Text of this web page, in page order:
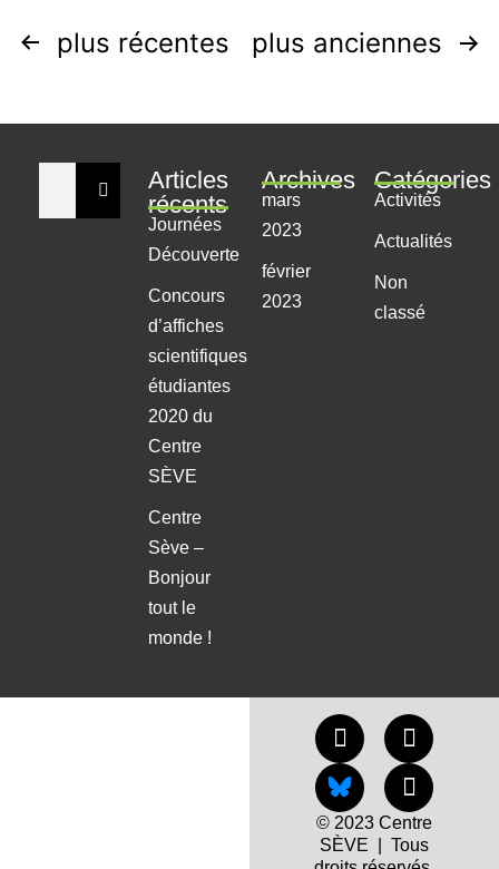
plus récentes plus anciennes
Articles
récents
Journées
Découverte
Concours
d’affiches
scientifiques
étudiantes
2020 du
Centre
SÈVE
Centre
Sève –
Bonjour
tout le
monde !
Archives
mars
2023
février
2023
Catégories
Activités
Actualités
Non
classé
© 2023 Centre
SÈVE | Tous